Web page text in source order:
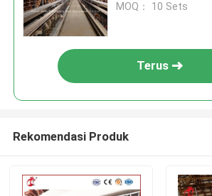
MOQ： 10 Sets
Terus
Rekomendasi Produk